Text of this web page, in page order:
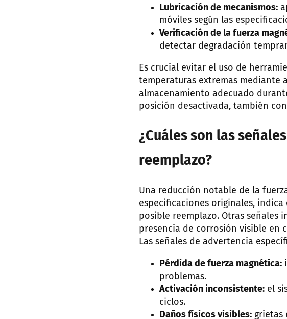
Lubricación de mecanismos:
móviles según las
Verificación de la fuerza
detectar degradación
Es crucial evitar el uso de
temperaturas extremas mediante
almacenamiento adecuado
posición desactivada, también
¿Cuáles son las
reemplazo?
Una reducción notable de la
especificaciones originales,
posible reemplazo. Otras señales
presencia de corrosión visible en
Las señales de advertencia
Pérdida de fuerza magnética:
problemas.
Activación inconsistente: el
ciclos.
Daños físicos visibles: grietas